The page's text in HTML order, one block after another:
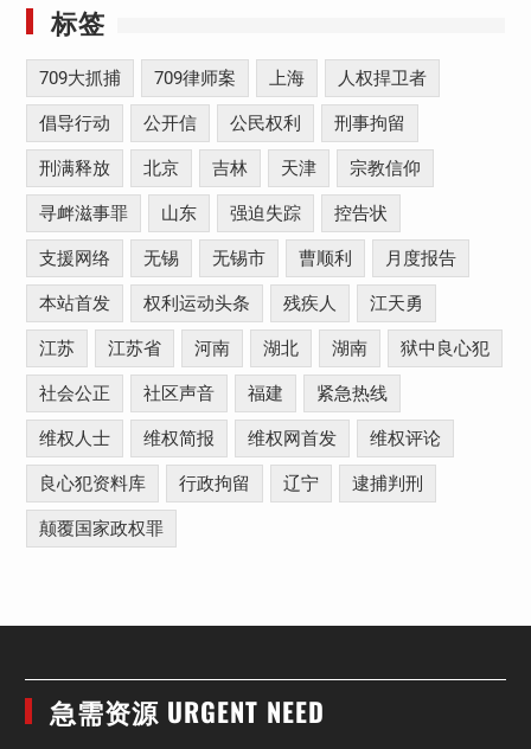
标签
709大抓捕 709律师案 上海 人权捍卫者
倡导行动 公开信 公民权利 刑事拘留
刑满释放 北京 吉林 天津 宗教信仰
寻衅滋事罪 山东 强迫失踪 控告状
支援网络 无锡 无锡市 曹顺利 月度报告
本站首发 权利运动头条 残疾人 江天勇
江苏 江苏省 河南 湖北 湖南 狱中良心犯
社会公正 社区声音 福建 紧急热线
维权人士 维权简报 维权网首发 维权评论
良心犯资料库 行政拘留 辽宁 逮捕判刑
颠覆国家政权罪
急需资源 URGENT NEED